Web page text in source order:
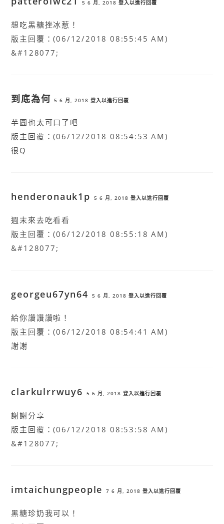
5 6 月, 2018 登入以進行回覆
想吃黑糖挫冰惹！
版主回覆：(06/12/2018 08:55:45 AM)
&#128077;
到底為何 5 6 月, 2018 登入以進行回覆
芋圓也太可口了吧
版主回覆：(06/12/2018 08:54:53 AM)
很Q
henderonauk1p 5 6 月, 2018 登入以進行回覆
週末來去吃看看
版主回覆：(06/12/2018 08:55:18 AM)
&#128077;
georgeu67yn64 5 6 月, 2018 登入以進行回覆
給你讚讚讚啦！
版主回覆：(06/12/2018 08:54:41 AM)
謝謝
clarkulrrwuy6 5 6 月, 2018 登入以進行回覆
謝謝分享
版主回覆：(06/12/2018 08:53:58 AM)
&#128077;
imtaichungpeople 7 6 月, 2018 登入以進行回覆
黑糖珍奶我可以！